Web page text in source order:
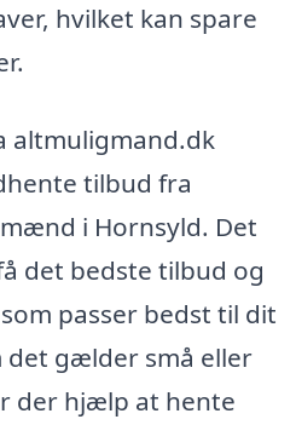
hvilket kan spare
altmuligmand.dk
tilbud fra
i Hornsyld. Det
det bedste tilbud og
passer bedst til dit
det gælder små eller
der hjælp at hente